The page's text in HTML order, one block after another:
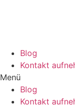
Blog
Kontakt
Menü
Blog
Kontakt